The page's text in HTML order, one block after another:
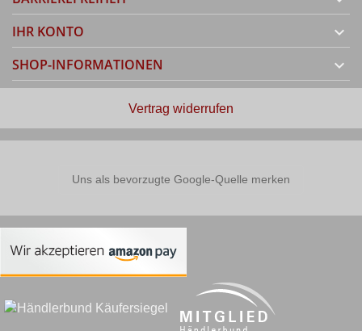
IHR KONTO 
SHOP-INFORMATIONEN 
Vertrag widerrufen
Uns als bevorzugte Google-Quelle merken